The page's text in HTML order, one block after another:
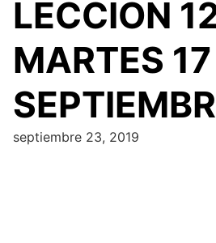
LECCIÓN
MARTES
septiembre 23, 2019